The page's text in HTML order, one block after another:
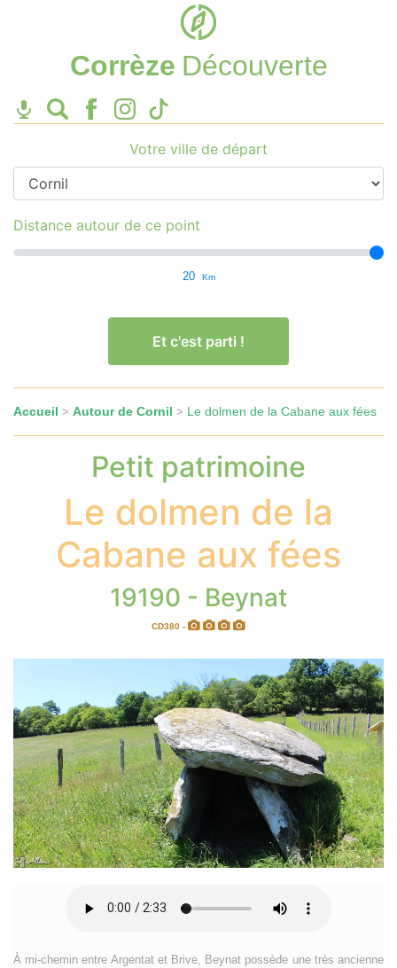
Corrèze Découverte
Votre ville de départ
Distance autour de ce point
20 Km
Et c'est parti !
Accueil > Autour de Cornil > Le dolmen de la Cabane aux fées
Petit patrimoine
Le dolmen de la
Cabane aux fées
19190 - Beynat
CD380 -
À mi-chemin entre Argentat et Brive, Beynat possède une très ancienne